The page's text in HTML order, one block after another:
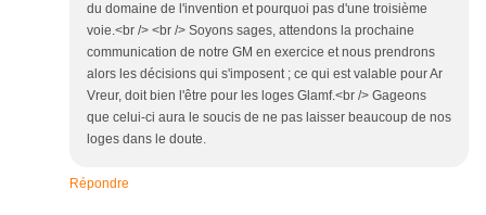
du domaine de l'invention et pourquoi pas d'une troisième
voie.<br /> <br /> Soyons sages, attendons la prochaine
communication de notre GM en exercice et nous prendrons
alors les décisions qui s'imposent ; ce qui est valable pour Ar
Vreur, doit bien l'être pour les loges Glamf.<br /> Gageons
que celui-ci aura le soucis de ne pas laisser beaucoup de nos
loges dans le doute.
Répondre